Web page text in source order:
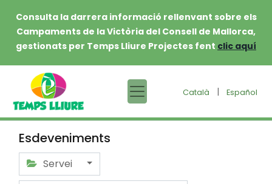
Consulta la darrera informació rellenvant sobre els
Campaments de la Victòria del Consell de Mallorca,
gestionats per Temps Lliure Projectes fent clic aquí
Català | Español
Esdeveniments
Servei